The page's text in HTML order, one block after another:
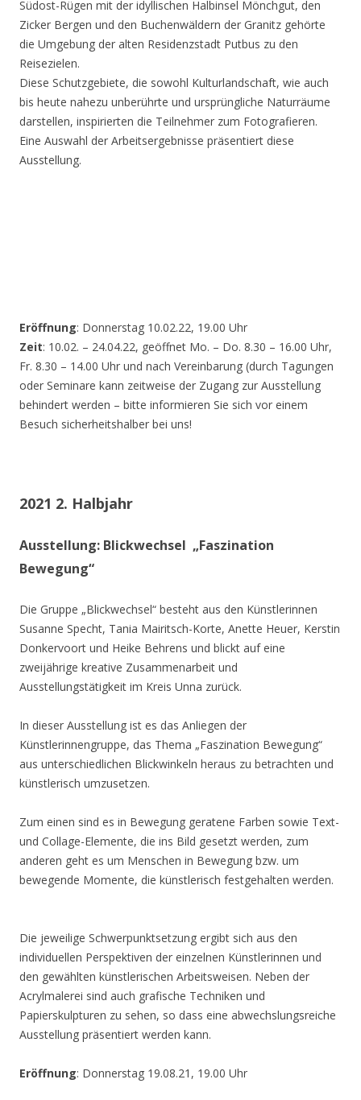
Südost-Rügen mit der idyllischen Halbinsel Mönchgut, den
Zicker Bergen und den Buchenwäldern der Granitz gehörte
die Umgebung der alten Residenzstadt Putbus zu den
Reisezielen.
Diese Schutzgebiete, die sowohl Kulturlandschaft, wie auch
bis heute nahezu unberührte und ursprüngliche Naturräume
darstellen, inspirierten die Teilnehmer zum Fotografieren.
Eine Auswahl der Arbeitsergebnisse präsentiert diese
Ausstellung.
Eröffnung: Donnerstag 10.02.22, 19.00 Uhr
Zeit: 10.02. – 24.04.22, geöffnet Mo. – Do. 8.30 – 16.00 Uhr,
Fr. 8.30 – 14.00 Uhr und nach Vereinbarung (durch Tagungen
oder Seminare kann zeitweise der Zugang zur Ausstellung
behindert werden – bitte informieren Sie sich vor einem
Besuch sicherheitshalber bei uns!
2021 2. Halbjahr
Ausstellung: Blickwechsel „Faszination
Bewegung“
Die Gruppe „Blickwechsel“ besteht aus den Künstlerinnen
Susanne Specht, Tania Mairitsch-Korte, Anette Heuer, Kerstin
Donkervoort und Heike Behrens und blickt auf eine
zweijährige kreative Zusammenarbeit und
Ausstellungstätigkeit im Kreis Unna zurück.
In dieser Ausstellung ist es das Anliegen der
Künstlerinnengruppe, das Thema „Faszination Bewegung“
aus unterschiedlichen Blickwinkeln heraus zu betrachten und
künstlerisch umzusetzen.
Zum einen sind es in Bewegung geratene Farben sowie Text-
und Collage-Elemente, die ins Bild gesetzt werden, zum
anderen geht es um Menschen in Bewegung bzw. um
bewegende Momente, die künstlerisch festgehalten werden.
Die jeweilige Schwerpunktsetzung ergibt sich aus den
individuellen Perspektiven der einzelnen Künstlerinnen und
den gewählten künstlerischen Arbeitsweisen. Neben der
Acrylmalerei sind auch grafische Techniken und
Papierskulpturen zu sehen, so dass eine abwechslungsreiche
Ausstellung präsentiert werden kann.
Eröffnung: Donnerstag 19.08.21, 19.00 Uhr